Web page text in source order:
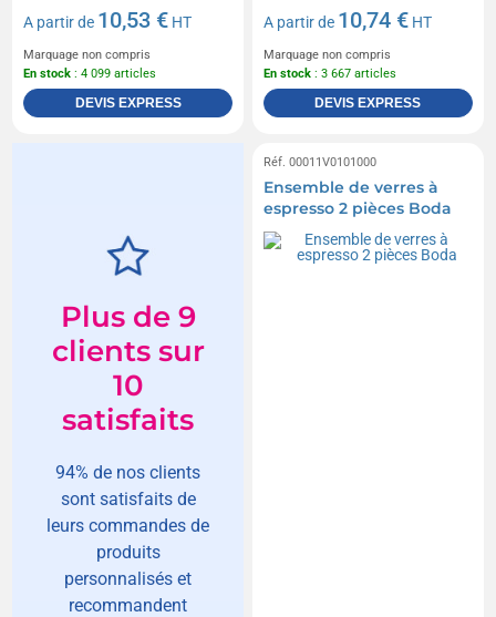
A partir de 10,53 € HT
Marquage non compris
En stock : 4 099 articles
DEVIS EXPRESS
A partir de 10,74 € HT
Marquage non compris
En stock : 3 667 articles
DEVIS EXPRESS
Plus de 9
clients sur
10
satisfaits
94% de nos clients
sont satisfaits de
leurs commandes de
produits
personnalisés et
recommandent
Réf. 00011V0101000
Ensemble de verres à
espresso 2 pièces Boda